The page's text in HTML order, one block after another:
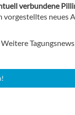
verbundene
neues